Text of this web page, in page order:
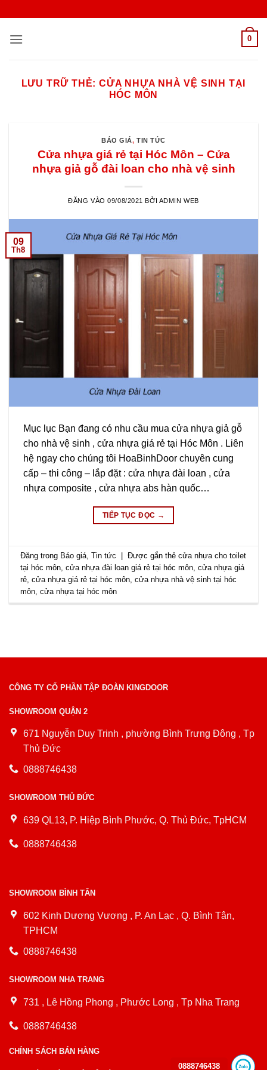
nội
0
LƯU TRỮ THẺ:CỬA NHỰA NHÀ VỆ SINH TẠI
HÓC MÔN
BÁO GIÁ,TIN TỨC
Cửa nhựa giá rẻ tại Hóc Môn – Cửa
nhựa giả gỗ đài loan cho nhà vệ sinh
ĐĂNG VÀO09/08/2021 BỞI ADMIN WEB
09
Th8
Mục lục Bạn đang có nhu cầu mua cửa nhựa giả gỗ
cho nhà vệ sinh , cửa nhựa giá rẻ tại Hóc Môn . Liên
hệ ngay cho chúng tôi HoaBinhDoor chuyên cung
cấp – thi công – lắp đặt : cửa nhựa đài loan , cửa
nhựa composite , cửa nhựa abs hàn quốc…
TIẾP TỤC ĐỌC →
Đăng trong Báo giá ,Tin tức Được gắn thẻcửa nhựa cho toilet
tại hóc môn ,cửa nhựa đài loan giá rẻ tại hóc môn ,cửa nhựa giá
rẻ ,cửa nhựa giá rẻ tại hóc môn ,cửa nhựa nhà vệ sinh tại hóc
môn ,cửa nhựa tại hóc môn
CÔNG TY CỔ PHẦN TẬP ĐOÀN KINGDOOR
SHOWROOM QUẬN 2
671 Nguyễn Duy Trinh , phường Bình Trưng Đông , Tp
Thủ Đức
0888746438
SHOWROOM THỦ ĐỨC
639 QL13, P. Hiệp Bình Phước, Q. Thủ Đức, TpHCM
0888746438
SHOWROOM BÌNH TÂN
602 Kinh Dương Vương , P. An Lạc , Q. Bình Tân,
TPHCM
0888746438
SHOWROOM NHA TRANG
731 , Lê Hồng Phong , Phước Long , Tp Nha Trang
0888746438
CHÍNH SÁCH BÁN HÀNG
0888746438